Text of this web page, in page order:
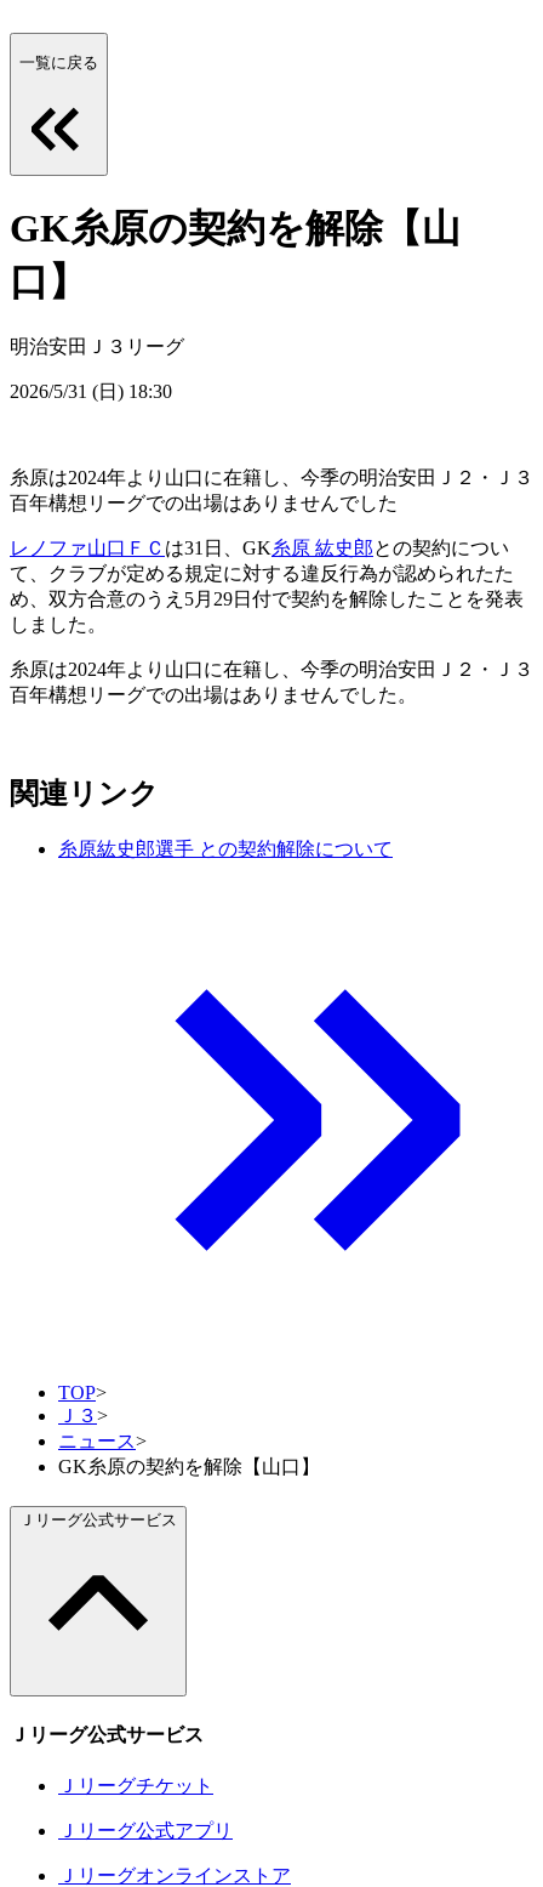
一覧に戻る
GK糸原の契約を解除【山
口】
明治安田Ｊ３リーグ
2026/5/31 (日) 18:30
糸原は2024年より山口に在籍し、今季の明治安田Ｊ２・Ｊ３
百年構想リーグでの出場はありませんでした
レノファ山口ＦＣ は31日、GK糸原 紘史郎との契約につい
て、クラブが定める規定に対する違反行為が認められたた
め、双方合意のうえ5月29日付で契約を解除したことを発表
しました。
糸原は2024年より山口に在籍し、今季の明治安田Ｊ２・Ｊ３
百年構想リーグでの出場はありませんでした。
関連リンク
糸原紘史郎選手 との契約解除について
TOP>
Ｊ３>
ニュース>
GK糸原の契約を解除【山口】
Ｊリーグ公式サービス
Ｊリーグ公式サービス
Ｊリーグチケット
Ｊリーグ公式アプリ
Ｊリーグオンラインストア